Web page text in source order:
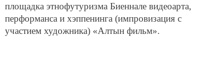
площадка этнофутуризма Биеннале видеоарта,
перформанса и хэппенинга (импровизация с
участием художника) «Алтын фильм».